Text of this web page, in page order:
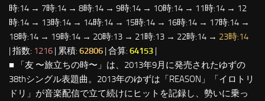
時:14 → 7時:14 → 8時:14 → 9時:14 → 10時:14 → 11時:14 → 12
時:14 → 13時:14 → 14時:14 → 15時:14 → 16時:14 → 17時:14 →
18時:14 → 19時:14 → 20時:13 → 21時:13 → 22時:14 → 23時:14
| 指数: 1216 | 累積: 62806 | 合算: 64153 |
■ 「友 〜旅立ちの時〜」は、2013年9月に発売されたゆずの
38thシングル表題曲。2013年のゆずは「REASON」「イロトリ
ドリ」が音楽配信で立て続けにヒットを記録し、勢いに乗っ